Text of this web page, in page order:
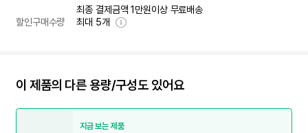
최종 결제금액 1만원이상 무료배송
할인구매수량
최대 5개
이 제품의 다른 용량/구성도 있어요
지금 보는 제품